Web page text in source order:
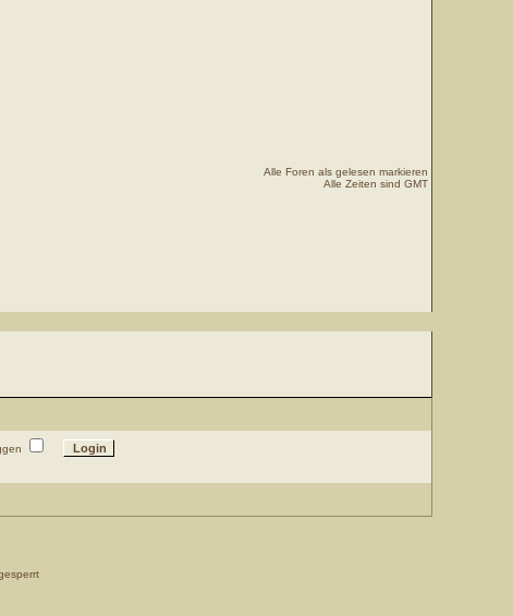
Alle Foren als gelesen markieren
Alle Zeiten sind GMT